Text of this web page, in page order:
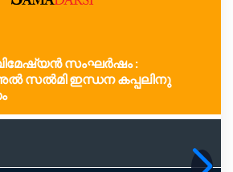
സംഘര്‍ഷം :
സല്‍മി ഇന്ധന കപ്പലിനു